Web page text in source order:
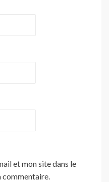
et mon site dans le
commentaire.